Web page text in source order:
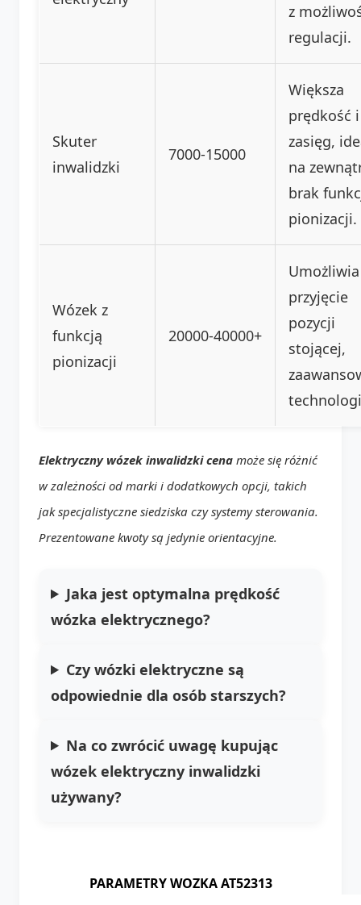
z
regulacji.
Skuter
inwalidzki
7000-15000
Większa
prędkość i
zasięg,
na
brak
pionizacji.
Wózek z
funkcją
pionizacji
20000-40000+
Umożliwia
przyjęcie
pozycji
stojącej,
Elektryczny wózek inwalidzki cena może się różnić
w zależności od marki i dodatkowych opcji, takich
jak specjalistyczne siedziska czy systemy sterowania.
Prezentowane kwoty są jedynie orientacyjne.
Jaka jest optymalna prędkość
wózka elektrycznego?
Czy wózki elektryczne są
odpowiednie dla osób starszych?
Na co zwrócić uwagę kupując
wózek elektryczny inwalidzki
używany?
PARAMETRY WOZKA AT52313